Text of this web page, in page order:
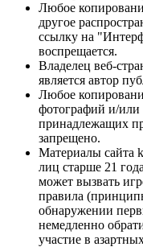
Любое
другое
ссылку на
воспрещается.
Владелец веб-
является автор
Любое
фотографий и/или
принадлежащих
запрещено.
Материалы сайта
лиц старше 21
может вызвать
правила
обнаружении
немедленно
участие в